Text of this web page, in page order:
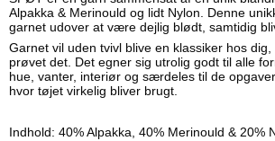
Alpakka & Merinould og lidt Nylon. Denne
garnet udover at være dejlig blødt, samtidig
Garnet vil uden tvivl blive en klassiker hos
prøvet det. Det egner sig utrolig godt til alle
hue, vanter, interiør og særdeles til de
hvor tøjet virkelig bliver brugt.
Indhold: 40% Alpakka, 40% Merinould & 20%